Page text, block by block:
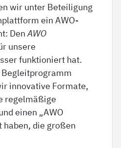
wir unter Beteiligung
ein AWO-
DenAWO
unsere
funktioniert hat.
innovative Formate,
regelmäßige
einen „AWO
die großen